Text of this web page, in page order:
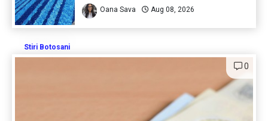
Oana Sava Aug 08, 2026
Stiri Botosani
0